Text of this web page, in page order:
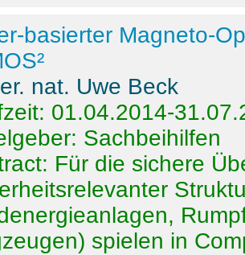
basierter Magneto-
nat. Uwe Beck
01.04.2014-
Sachbeihilfen
Für die sichere
spielen in